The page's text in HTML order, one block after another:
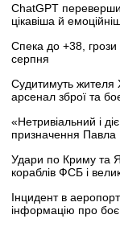
ChatGPT
цікавіша й
Спека до +38, грози
серпня
Судитимуть жителя
арсенал зброї та
«Нетривіальний і
призначення
Удари по Криму та
кораблів ФСБ і
Інцидент в
інформацію про